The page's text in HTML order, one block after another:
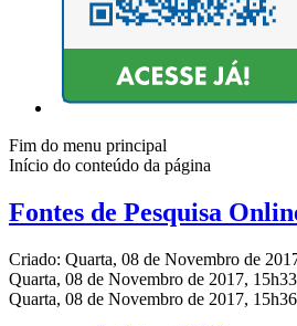
Fim do menu principal
Início do conteúdo da página
Fontes de Pesquisa
Criado: Quarta, 08 de Novembro de
Quarta, 08 de Novembro de 2017, 15h33
Quarta, 08 de Novembro de 2017, 15h36